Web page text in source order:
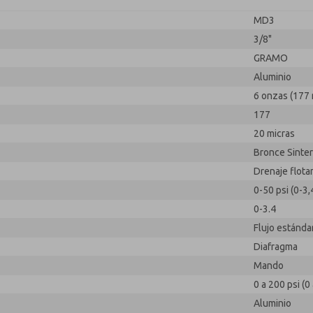
MD3
3/8"
GRAMO
Aluminio
6 onzas (177
177
20 micras
Bronce
Drenaje
0-50 psi (0-
0-3.4
Flujo
Diafragma
Mando
0 a 200 psi (0
Aluminio